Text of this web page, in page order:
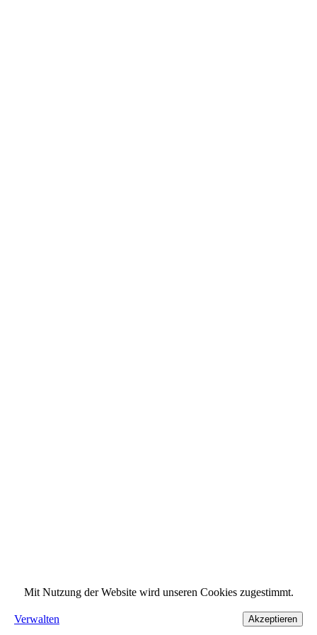
Mit Nutzung der Website wird unseren Cookies zugestimmt.
Verwalten Akzeptieren